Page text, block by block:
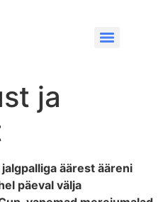
ja
äärest ääreni
päeval välja